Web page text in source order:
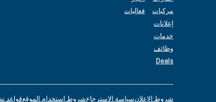
مركبات
إعلانات
خدمات
وظائف
Deals
فعاليات
شروط الإعلانسياسة الاسترجاعشروط استخدام الموقعقواعد